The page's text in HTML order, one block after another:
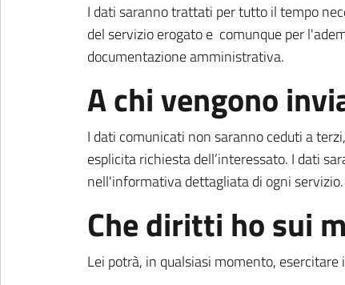
I dati saranno trattati per tutto il tempo
del servizio erogato e comunque per
documentazione amministrativa.
A chi vengono
I dati comunicati non saranno ceduti a
esplicita richiesta dell’interessato. I dati
nell'informativa dettagliata di ogni servizio.
Che diritti ho sui
Lei potrà, in qualsiasi momento, esercitare